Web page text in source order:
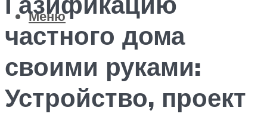
Меню
частного дома
своими руками:
Устройство, проект